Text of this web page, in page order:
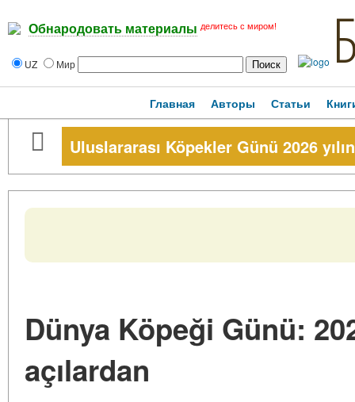
Обнародовать материалы делитесь с миром!
UZ Мир
Главная Авторы Статьи
Uluslararası Köpekler Günü 2026
Dünya Köpeği Günü:
açılardan